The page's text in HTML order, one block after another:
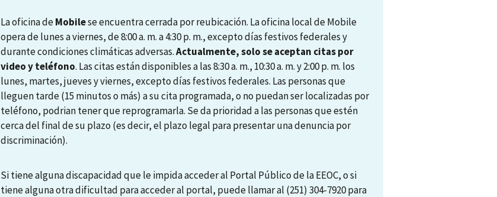
La oficina deMobilese encuentra cerrada por reubicación. La oficina local de Mobile
opera de lunes a viernes, de 8:00 a. m. a 4:30 p. m., excepto días festivos federales y
durante condiciones climáticas adversas.Actualmente, solo se aceptan citas por
video y teléfono. Las citas están disponibles a las 8:30 a. m., 10:30 a. m. y 2:00 p. m. los
lunes, martes, jueves y viernes, excepto días festivos federales. Las personas que
lleguen tarde (15 minutos o más) a su cita programada, o no puedan ser localizadas por
teléfono, podrian tener que reprogramarla. Se da prioridad a las personas que estén
cerca del final de su plazo (es decir, el plazo legal para presentar una denuncia por
discriminación).
Si tiene alguna discapacidad que le impida acceder al Portal Público de la EEOC, o si
tiene alguna otra dificultad para acceder al portal, puede llamar al (251) 304-7920 para